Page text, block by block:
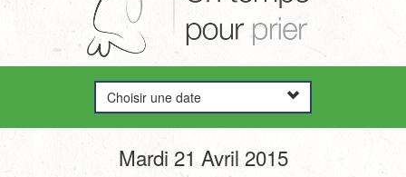
Choisir une date
Mardi 21 Avril 2015